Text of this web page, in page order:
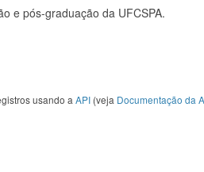
e pós-graduação da UFCSPA.
usando a API (veja Documentação da